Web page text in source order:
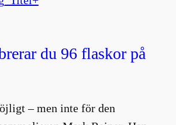
du 96 flaskor på
– men inte för den